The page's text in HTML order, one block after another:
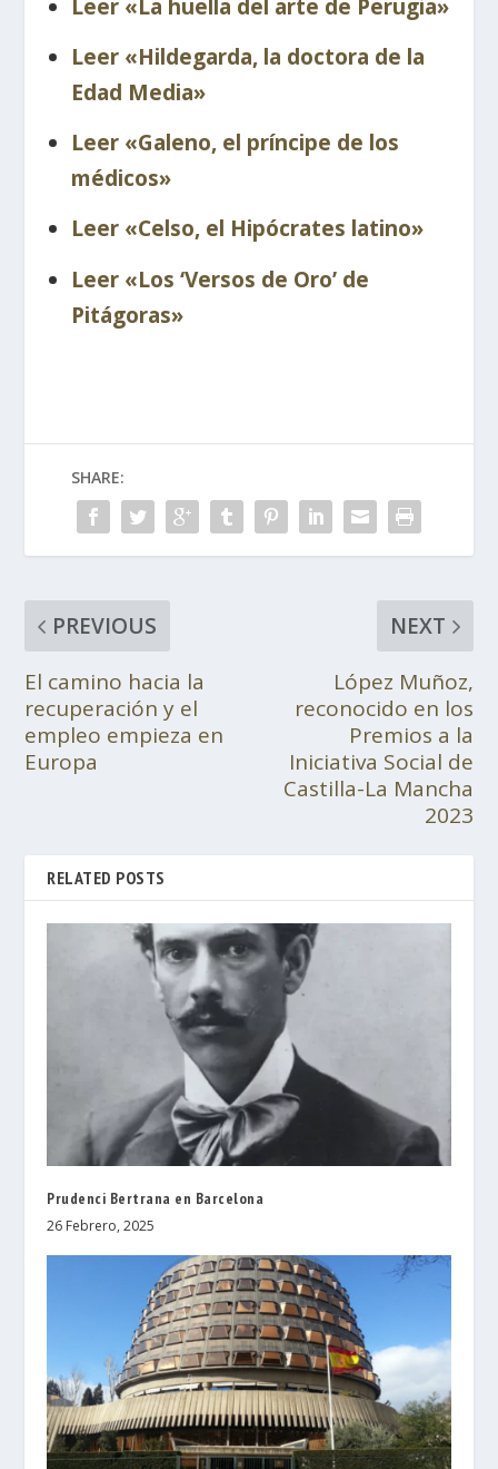
Leer «La huella del arte de Perugia»
Leer «Hildegarda, la doctora de la
Edad Media»
Leer «Galeno, el príncipe de los
médicos»
Leer «Celso, el Hipócrates latino»
Leer «Los ‘Versos de Oro’ de
Pitágoras»
SHARE:
PREVIOUS
El camino hacia la
recuperación y el
empleo empieza en
Europa
NEXT
López Muñoz,
reconocido en los
Premios a la
Iniciativa Social de
Castilla-La Mancha
2023
RELATED POSTS
Prudenci Bertrana en Barcelona
26 Febrero, 2025